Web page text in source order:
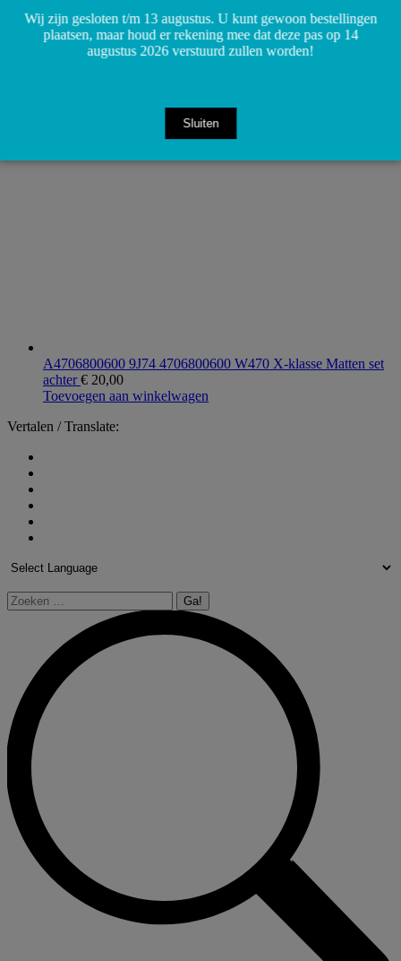
Toevoegen aan winkelwagen
A4706800600 9J74 4706800600 W470 X-klasse Matten set
achter€ 20,00
Toevoegen aan winkelwagen
Vertalen / Translate:
Zoeken:
Wij zijn gesloten t/m 13 augustus. U kunt gewoon bestellingen
plaatsen, maar houd er rekening mee dat deze pas op 14
augustus 2026 verstuurd zullen worden!
Sluiten